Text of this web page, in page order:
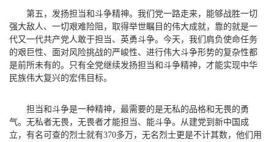
第五，发扬担当和斗争精神。 我们党一路走来，能够战胜一切
强大敌人、一切艰难险阻，取得举世瞩目的伟大成就，靠的就是一
代又一代共产党人敢于担当、英勇斗争。今天，我们肩负使命任务
的艰巨性、面对风险挑战的严峻性、进行伟大斗争形势的复杂性都
是前所未有的。只有全党继续发扬担当和斗争精神，才能实现中华
民族伟大复兴的宏伟目标。
担当和斗争是一种精神，最需要的是无私的品格和无畏的勇
气。无私者无畏，无畏者才能担当、能斗争。从建党到新中国成
立，有名可查的烈士就有370多万，无名烈士更是不计其数，他们用